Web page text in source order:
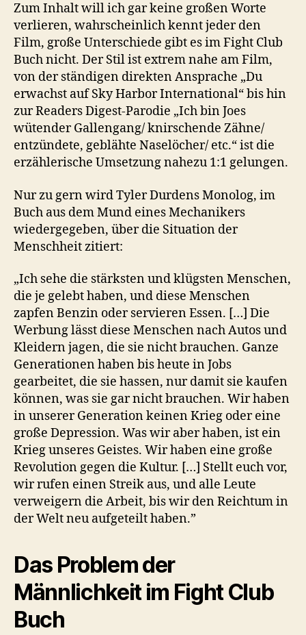
Zum Inhalt will ich gar keine großen Worte
verlieren, wahrscheinlich kennt jeder den
Film, große Unterschiede gibt es im Fight Club
Buch nicht. Der Stil ist extrem nahe am Film,
von der ständigen direkten Ansprache „Du
erwachst auf Sky Harbor International“ bis hin
zur Readers Digest-Parodie „Ich bin Joes
wütender Gallengang/ knirschende Zähne/
entzündete, geblähte Naselöcher/ etc.“ ist die
erzählerische Umsetzung nahezu 1:1 gelungen.
Nur zu gern wird Tyler Durdens Monolog, im
Buch aus dem Mund eines Mechanikers
wiedergegeben, über die Situation der
Menschheit zitiert:
„Ich sehe die stärksten und klügsten Menschen,
die je gelebt haben, und diese Menschen
zapfen Benzin oder servieren Essen. […] Die
Werbung lässt diese Menschen nach Autos und
Kleidern jagen, die sie nicht brauchen. Ganze
Generationen haben bis heute in Jobs
gearbeitet, die sie hassen, nur damit sie kaufen
können, was sie gar nicht brauchen. Wir haben
in unserer Generation keinen Krieg oder eine
große Depression. Was wir aber haben, ist ein
Krieg unseres Geistes. Wir haben eine große
Revolution gegen die Kultur. […] Stellt euch vor,
wir rufen einen Streik aus, und alle Leute
verweigern die Arbeit, bis wir den Reichtum in
der Welt neu aufgeteilt haben.”
Das Problem der
Männlichkeit im Fight Club
Buch